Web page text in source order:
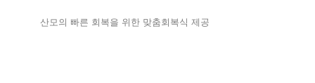
산모의 빠른 회복을 위한 맞춤회복식 제공